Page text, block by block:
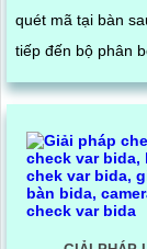
quét mã tại bàn
tiếp đến bộ phân
chính sát cao